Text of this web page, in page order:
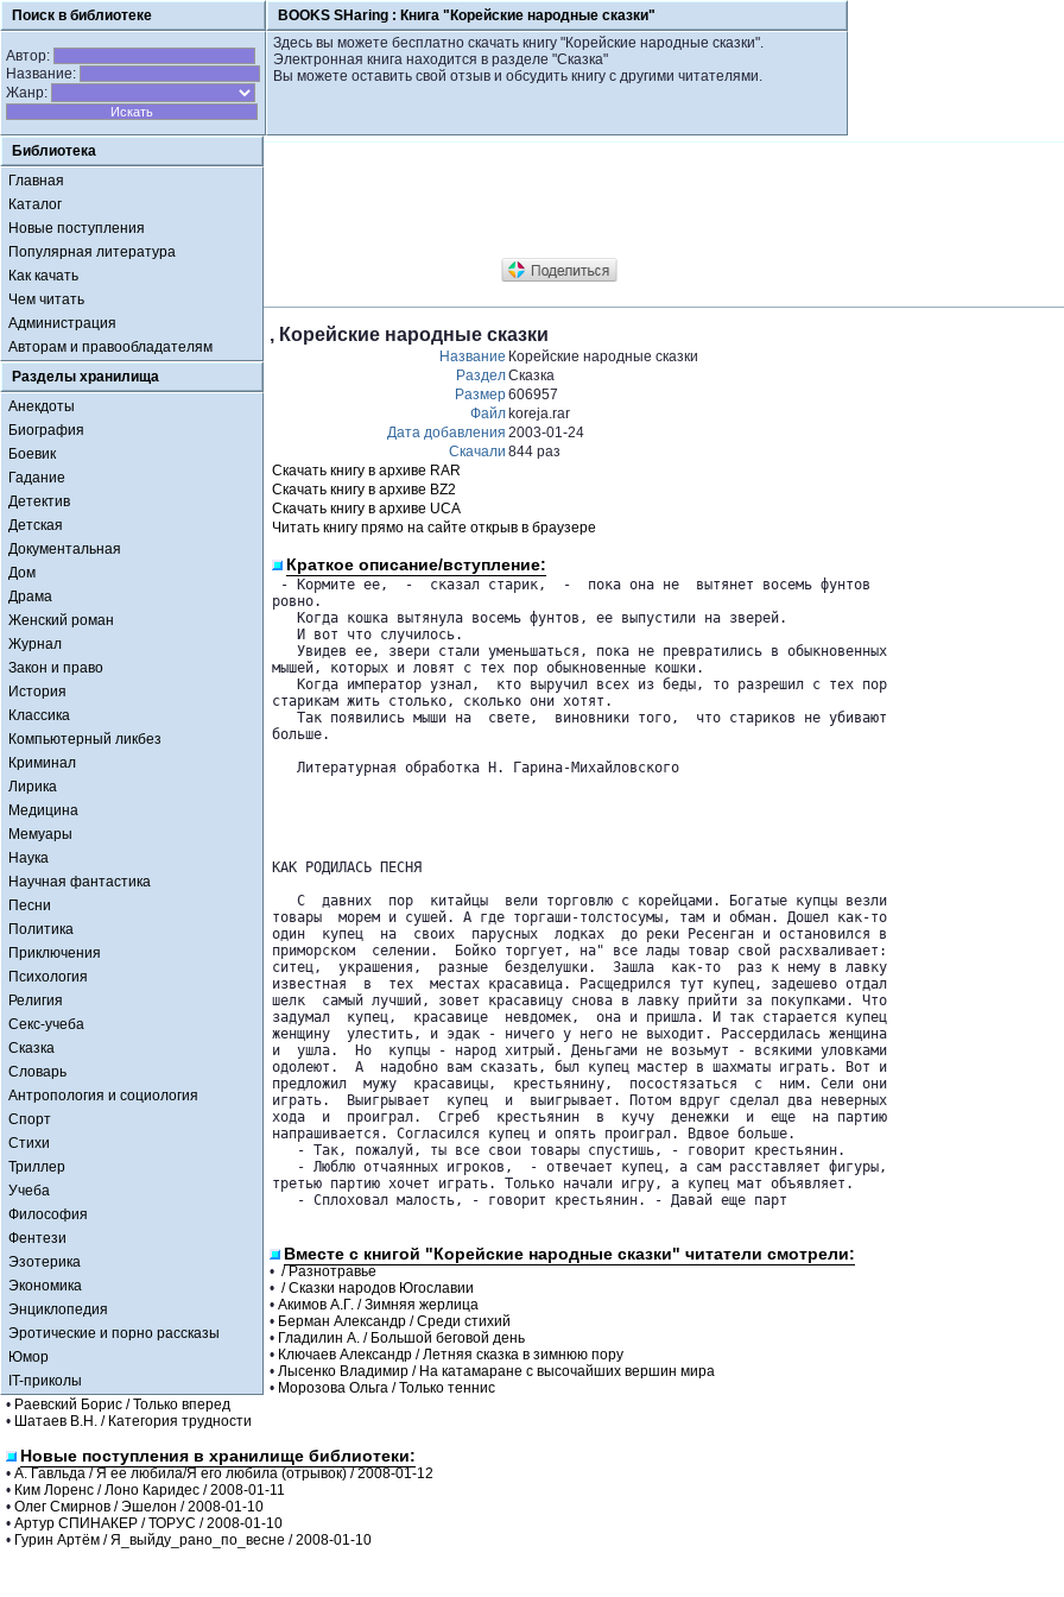
Поиск в библиотеке BOOKS SHaring : Книга "Корейские народные сказки"
Автор:
Название:
Жанр:
Здесь вы можете бесплатно скачать книгу "Корейские народные сказки".
Электронная книга находится в разделе "Сказка"
Вы можете оставить свой отзыв и обсудить книгу с другими читателями.
Библиотека
Главная
Каталог
Новые поступления
Популярная литература
Как качать
Чем читать
Администрация
Авторам и правообладателям
Разделы хранилища
Анекдоты
Биография
Боевик
Гадание
Детектив
Детская
Документальная
Дом
Драма
Женский роман
Журнал
Закон и право
История
Классика
Компьютерный ликбез
Криминал
Лирика
Медицина
Мемуары
Наука
Научная фантастика
Песни
Политика
Приключения
Психология
Религия
Секс-учеба
Сказка
Словарь
Антропология и социология
Спорт
Стихи
Триллер
Учеба
Философия
Фентези
Эзотерика
Экономика
Энциклопедия
Эротические и порно рассказы
Юмор
IT-приколы
, Корейские народные сказки
Название Корейские народные сказки
РазделСказка
Размер606957
Файл koreja.rar
Дата добавления 2003-01-24
Скачали 844 раз
Скачать книгу в архиве RAR
Скачать книгу в архиве BZ2
Скачать книгу в архиве UCA
Читать книгу прямо на сайте открыв в браузере
Краткое описание/вступление:
- Кормите ее,  -  сказал старик,  -  пока она не  вытянет восемь фунтов
ровно.
   Когда кошка вытянула восемь фунтов, ее выпустили на зверей.
   И вот что случилось.
   Увидев ее, звери стали уменьшаться, пока не превратились в обыкновенных
мышей, которых и ловят с тех пор обыкновенные кошки.
   Когда император узнал,  кто выручил всех из беды, то разрешил с тех пор
старикам жить столько, сколько они хотят.
   Так появились мыши на  свете,  виновники того,  что стариков не убивают
больше.
   Литературная обработка Н. Гарина-Михайловского
КАК РОДИЛАСЬ ПЕСНЯ
   С  давних  пор  китайцы  вели торговлю с корейцами. Богатые купцы везли
товары  морем и сушей. А где торгаши-толстосумы, там и обман. Дошел как-то
один  купец  на  своих  парусных  лодках  до реки Ресенган и остановился в
приморском  селении.  Бойко торгует, на" все лады товар свой расхваливает:
ситец,  украшения,  разные  безделушки.  Зашла  как-то  раз к нему в лавку
известная  в  тех  местах красавица. Расщедрился тут купец, задешево отдал
шелк  самый лучший, зовет красавицу снова в лавку прийти за покупками. Что
задумал  купец,  красавице  невдомек,  она и пришла. И так старается купец
женщину  улестить, и эдак - ничего у него не выходит. Рассердилась женщина
и  ушла.  Но  купцы - народ хитрый. Деньгами не возьмут - всякими уловками
одолеют.  А  надобно вам сказать, был купец мастер в шахматы играть. Вот и
предложил  мужу  красавицы,  крестьянину,  посостязаться  с  ним. Сели они
играть.  Выигрывает  купец  и  выигрывает. Потом вдруг сделал два неверных
хода  и  проиграл.  Сгреб  крестьянин  в  кучу  денежки  и  еще  на партию
напрашивается. Согласился купец и опять проиграл. Вдвое больше.
   - Так, пожалуй, ты все свои товары спустишь, - говорит крестьянин.
   - Люблю отчаянных игроков,  - отвечает купец, а сам расставляет фигуры,
третью партию хочет играть. Только начали игру, а купец мат объявляет.
   - Сплоховал малость, - говорит крестьянин. - Давай еще парт
Вместе с книгой "Корейские народные сказки" читатели смотрели:
• / Разнотравье
• / Сказки народов Югославии
• Акимов А.Г. / Зимняя жерлица
• Берман Александр / Среди стихий
• Гладилин А. / Большой беговой день
• Ключаев Александр / Летняя сказка в зимнюю пору
• Лысенко Владимир / На катамаране с высочайших вершин мира
• Морозова Ольга / Только теннис
• Раевский Борис / Только вперед
• Шатаев В.Н. / Категория трудности
Новые поступления в хранилище библиотеки:
• А. Гавльда / Я ее любила/Я его любила (отрывок) / 2008-01-12
• Ким Лоренс / Лоно Каридес / 2008-01-11
• Олег Смирнов / Эшелон / 2008-01-10
• Артур СПИНАКЕР / ТОРУС / 2008-01-10
• Гурин Артём / Я_выйду_рано_по_весне / 2008-01-10